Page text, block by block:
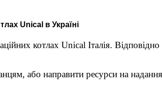
Unical в Україні
котлах Unical Італія.
або направити ресурси на